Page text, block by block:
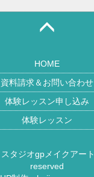
HOME
資料請求＆お問い合わせ
体験レッスン申し込み
体験レッスン
スタジオgpメイクアー
reserved